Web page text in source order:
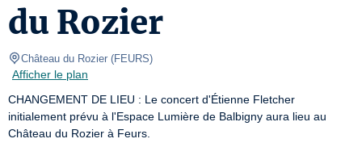
du Rozier
Château du Rozier (FEURS)
Afficher le plan
CHANGEMENT DE LIEU : Le concert d'Étienne Fletcher
initialement prévu à l'Espace Lumière de Balbigny aura lieu au
Château du Rozier à Feurs.